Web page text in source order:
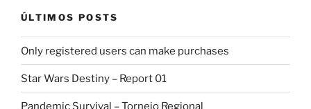
ÚLTIMOS POSTS
Only registered users can make purchases
Star Wars Destiny – Report 01
Pandemic Survival – Torneio Regional